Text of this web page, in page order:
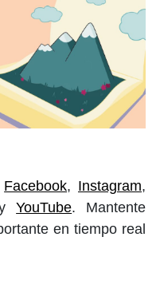
Facebook, Instagram,
YouTube. Mantente
en tiempo real